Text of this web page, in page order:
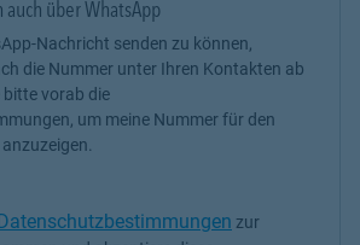
über WhatsApp
Nachricht senden zu können,
die Nummer unter Ihren Kontakten ab
bitte vorab die
um meine Nummer für den
zur Kenntnis
zur